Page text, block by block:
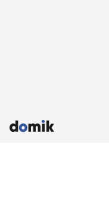


